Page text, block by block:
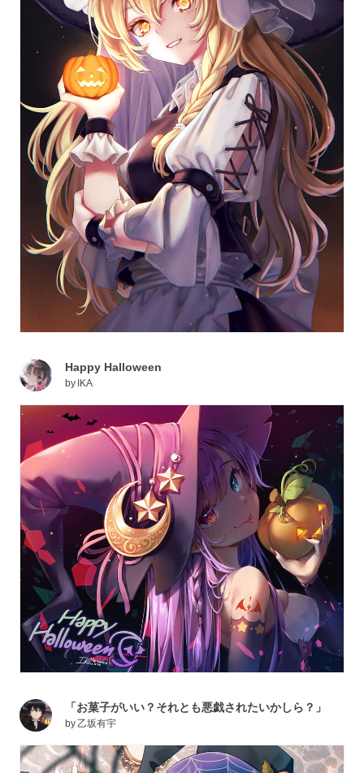
Happy Halloween
by IKA
「お菓子がいい？それとも悪戯されたいかしら？」
by乙坂有宇